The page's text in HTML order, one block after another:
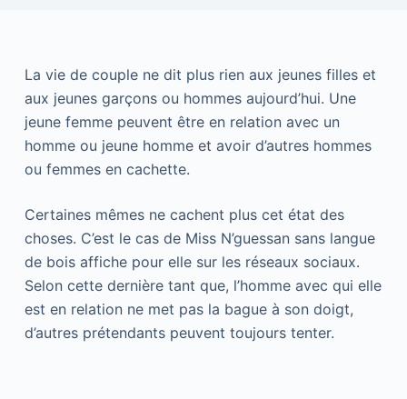
La vie de couple ne dit plus rien aux jeunes filles et
aux jeunes garçons ou hommes aujourd’hui. Une
jeune femme peuvent être en relation avec un
homme ou jeune homme et avoir d’autres hommes
ou femmes en cachette.
Certaines mêmes ne cachent plus cet état des
choses. C’est le cas de Miss N’guessan sans langue
de bois affiche pour elle sur les réseaux sociaux.
Selon cette dernière tant que, l’homme avec qui elle
est en relation ne met pas la bague à son doigt,
d’autres prétendants peuvent toujours tenter.